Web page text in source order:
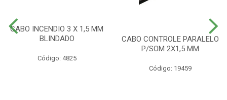
CABO INCENDIO 3 X 1,5 MM
BLINDADO
Código: 4825
CABO CONTROLE PARALELO
P/SOM 2X1,5 MM
Código: 19459